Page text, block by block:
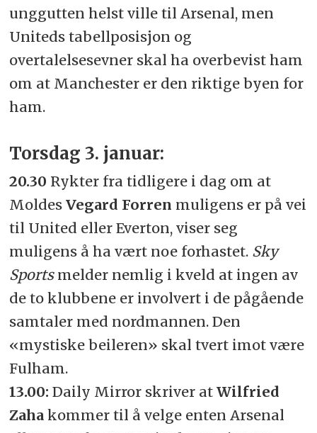
unggutten helst ville til Arsenal, men
Uniteds tabellposisjon og
overtalelsesevner skal ha overbevist ham
om at Manchester er den riktige byen for
ham.
Torsdag 3. januar:
20.30 Rykter fra tidligere i dag om at
MoldesVegard Forren muligens er på vei
til United eller Everton, viser seg
muligens å ha vært noe forhastet. Sky
Sportsmelder nemlig i kveld at ingen av
de to klubbene er involvert i de pågående
samtaler med nordmannen. Den
«mystiske beileren» skal tvert imot være
Fulham.
13.00:Daily Mirror skriver atWilfried
Zaha kommer til å velge enten Arsenal